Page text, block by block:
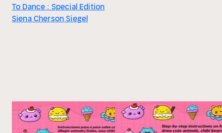
To Dance : Special Edition
Siena Cherson Siegel